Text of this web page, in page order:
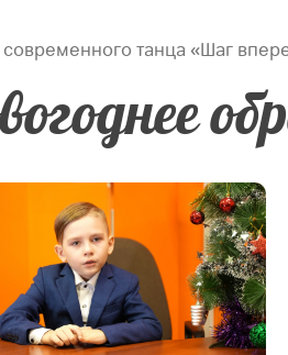
современного танца «Шаг